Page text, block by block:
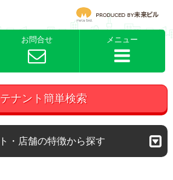
お問合せ メニュー
テナント簡単検索
・店舗の特徴から探す